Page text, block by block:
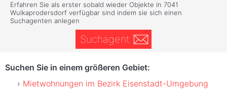
Erfahren Sie als erster sobald wieder Objekte in 7041
Wulkaprodersdorf verfügbar sind indem sie sich einen
Suchagenten anlegen
Suchagent
Suchen Sie in einem größeren Gebiet:
Mietwohnungen im Bezirk Eisenstadt-Umgebung